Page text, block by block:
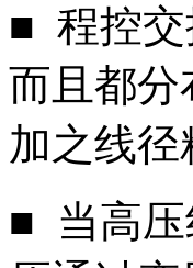
■ 程控交
而且都分
加之线
■ 当高压